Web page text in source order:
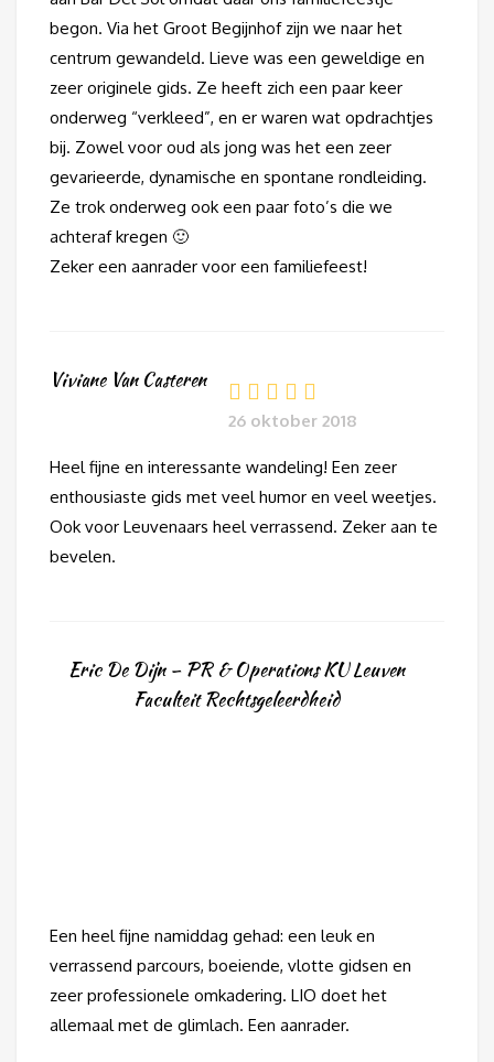
begon. Via het Groot Begijnhof zijn we naar het
centrum gewandeld. Lieve was een geweldige en
zeer originele gids. Ze heeft zich een paar keer
onderweg “verkleed”, en er waren wat opdrachtjes
bij. Zowel voor oud als jong was het een zeer
gevarieerde, dynamische en spontane rondleiding.
Ze trok onderweg ook een paar foto’s die we
achteraf kregen 🙂
Zeker een aanrader voor een familiefeest!
Viviane Van Casteren
26 oktober 2018
Heel fijne en interessante wandeling! Een zeer
enthousiaste gids met veel humor en veel weetjes.
Ook voor Leuvenaars heel verrassend. Zeker aan te
bevelen.
Eric De Dijn – PR & Operations KU Leuven
Faculteit Rechtsgeleerdheid
Een heel fijne namiddag gehad: een leuk en
verrassend parcours, boeiende, vlotte gidsen en
zeer professionele omkadering. LIO doet het
allemaal met de glimlach. Een aanrader.